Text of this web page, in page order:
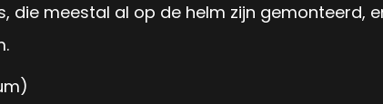
meestal al op de helm zijn gemonteerd,